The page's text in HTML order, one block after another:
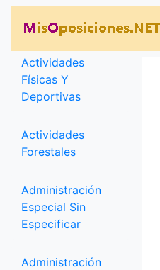
Categorías
Actividades
Físicas Y
Deportivas
Actividades
Forestales
Administración
Especial Sin
Especificar
Administración